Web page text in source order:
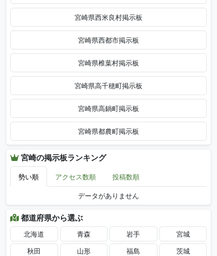
宮崎県西米良村掲示板
宮崎県西都市掲示板
宮崎県椎葉村掲示板
宮崎県高千穂町掲示板
宮崎県高鍋町掲示板
宮崎県都農町掲示板
宮崎の掲示板ランキング
勢い順 アクセス数順 投稿数順
データがありません
都道府県から選ぶ
北海道 青森 岩手
宮城
秋田
山形 福島
茨城